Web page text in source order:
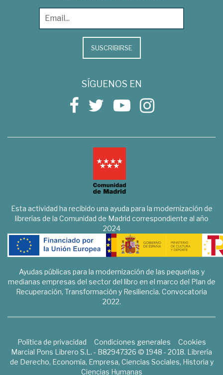
SUSCRIBIRSE
SÍGUENOS EN
Esta actividad ha recibido una ayuda para la modernización de
librerías de la Comunidad de Madrid correspondiente al año
2024
Ayudas públicas para la modernización de las pequeñas y
medianas empresas del sector del libro en el marco del Plan de
Recuperación, Transformación y Resiliencia. Convocatoria
2022.
Política de privacidad Condiciones generales
Cookies
Marcial Pons Librero S.L. - B82947326 © 1948 - 2018. Librería
de Derecho, Economía, Empresa, Ciencias Sociales, Historia y
Ciencias Humanas